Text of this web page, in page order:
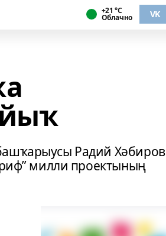
+21 °С
Облачно VK
Радий Хәбиров
милли проектының